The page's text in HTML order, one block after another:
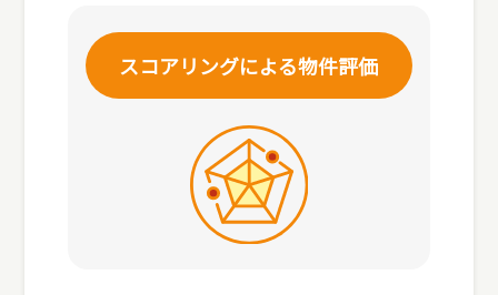
スコアリングによる物件評価